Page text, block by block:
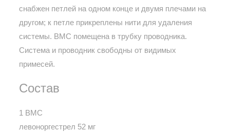
снабжен петлей на одном конце и двумя плечами на
другом; к петле прикреплены нити для удаления
системы. ВМС помещена в трубку проводника.
Система и проводник свободны от видимых
примесей.
Состав
1 ВМС
левоноргестрел 52 мг